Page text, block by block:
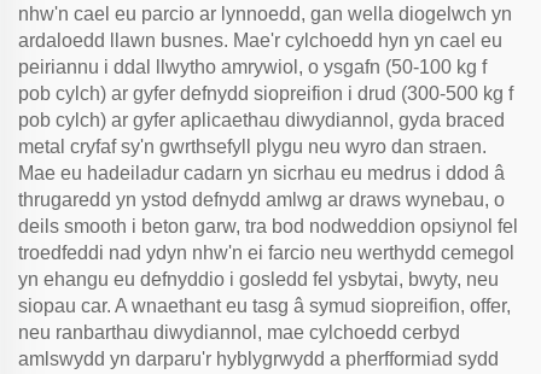
nhw'n cael eu parcio ar lynnoedd, gan wella diogelwch yn
ardaloedd llawn busnes. Mae'r cylchoedd hyn yn cael eu
peiriannu i ddal llwytho amrywiol, o ysgafn (50-100 kg f
pob cylch) ar gyfer defnydd siopreifion i drud (300-500 kg f
pob cylch) ar gyfer aplicaethau diwydiannol, gyda braced
metal cryfaf sy'n gwrthsefyll plygu neu wyro dan straen.
Mae eu hadeiladur cadarn yn sicrhau eu medrus i ddod â
thrugaredd yn ystod defnydd amlwg ar draws wynebau, o
deils smooth i beton garw, tra bod nodweddion opsiynol fel
troedfeddi nad ydyn nhw'n ei farcio neu werthydd cemegol
yn ehangu eu defnyddio i gosledd fel ysbytai, bwyty, neu
siopau car. A wnaethant eu tasg â symud siopreifion, offer,
neu ranbarthau diwydiannol, mae cylchoedd cerbyd
amlswydd yn darparu'r hyblygrwydd a pherfformiad sydd